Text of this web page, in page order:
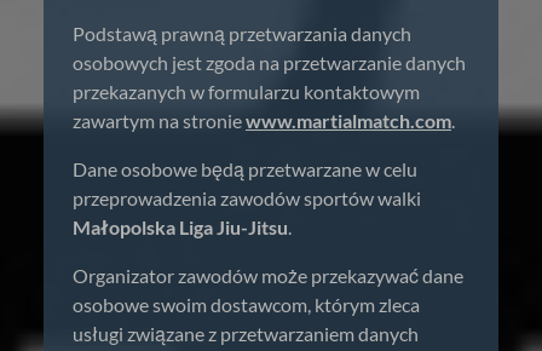
Podstawą prawną przetwarzania danych
osobowych jest zgoda na przetwarzanie danych
przekazanych w formularzu kontaktowym
zawartym na stroniewww.martialmatch.com.
Dane osobowe będą przetwarzane w celu
przeprowadzenia zawodów sportów walki
Małopolska Liga Jiu-Jitsu.
Organizator zawodów może przekazywać dane
osobowe swoim dostawcom, którym zleca
usługi związane z przetwarzaniem danych